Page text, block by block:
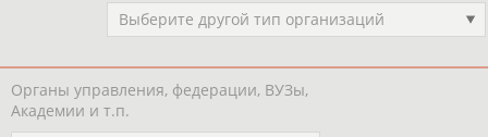
Выберите другой тип организаций
Органы управления, федерации, ВУЗы,
Академии и т.п.